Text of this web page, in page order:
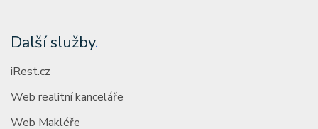
Další služby.
iRest.cz
Web realitní kanceláře
Web Makléře